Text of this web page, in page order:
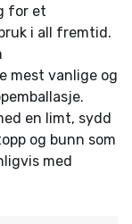
for et
i all fremtid.
mest vanlige og
en limt, sydd
og bunn som
med